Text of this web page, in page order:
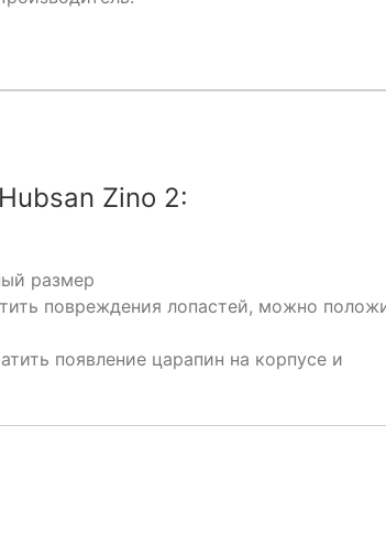
Zino 2:
размер
повреждения лопастей, можно
появление царапин на корпусе и